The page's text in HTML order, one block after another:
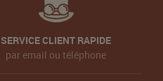
SERVICE CLIENT RAPIDE
par email ou téléphone